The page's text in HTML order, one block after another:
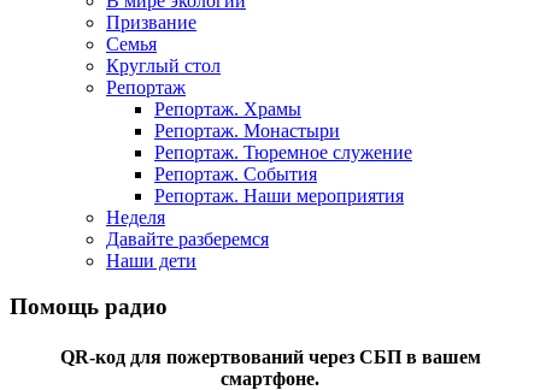
Призвание
Семья
Круглый стол
Репортаж
Репортаж. Храмы
Репортаж. Монастыри
Репортаж. Тюремное служение
Репортаж. События
Репортаж. Наши мероприятия
Неделя
Давайте разберемся
Наши дети
Помощь радио
QR-код для пожертвований через СБП в вашем
смартфоне.